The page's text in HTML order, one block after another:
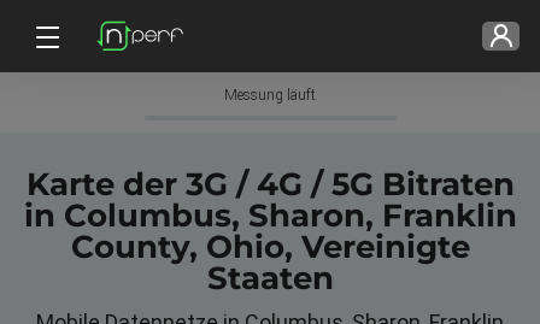
Messung läuft
Karte der 3G / 4G / 5G Bitraten
in Columbus, Sharon, Franklin
County, Ohio, Vereinigte
Staaten